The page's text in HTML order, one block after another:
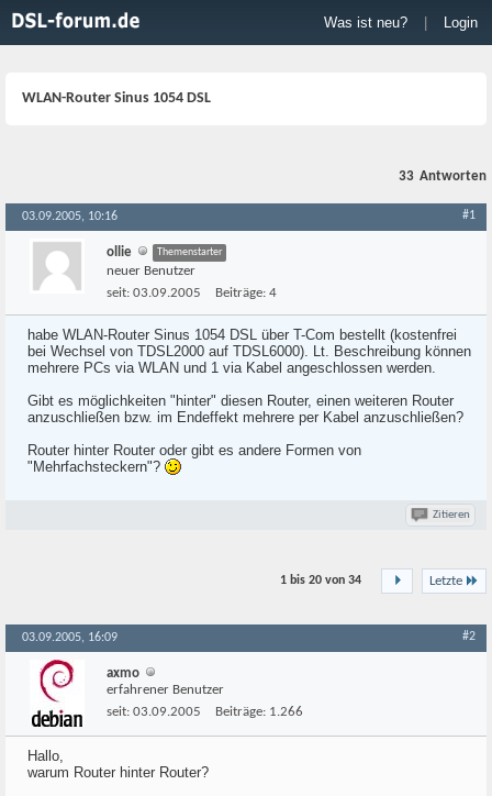
Was ist neu? Login
WLAN-Router Sinus 1054 DSL
33 Antworten
03.09.2005, 10:16 #1
ollie Themenstarter
neuer Benutzer
seit: 03.09.2005 Beiträge: 4
habe WLAN-Router Sinus 1054 DSL über T-Com bestellt (kostenfrei
bei Wechsel von TDSL2000 auf TDSL6000). Lt. Beschreibung können
mehrere PCs via WLAN und 1 via Kabel angeschlossen werden.
Gibt es möglichkeiten "hinter" diesen Router, einen weiteren Router
anzuschließen bzw. im Endeffekt mehrere per Kabel anzuschließen?
Router hinter Router oder gibt es andere Formen von
"Mehrfachsteckern"?
Zitieren
Letzte
1 bis 20 von 34
03.09.2005, 16:09 #2
axmo
erfahrener Benutzer
seit: 03.09.2005 Beiträge: 1.266
Hallo,
warum Router hinter Router?